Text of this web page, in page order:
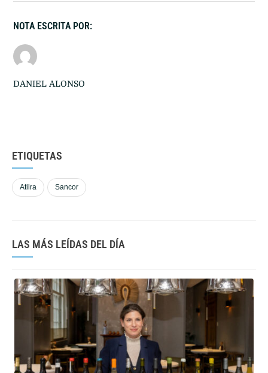
NOTA ESCRITA POR:
DANIEL ALONSO
ETIQUETAS
Atilra Sancor
LAS MÁS LEÍDAS DEL DÍA